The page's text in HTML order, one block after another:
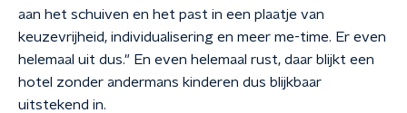
aan het schuiven en het past in een plaatje van
keuzevrijheid, individualisering en meer me-time. Er even
helemaal uit dus." En even helemaal rust, daar blijkt een
hotel zonder andermans kinderen dus blijkbaar
uitstekend in.